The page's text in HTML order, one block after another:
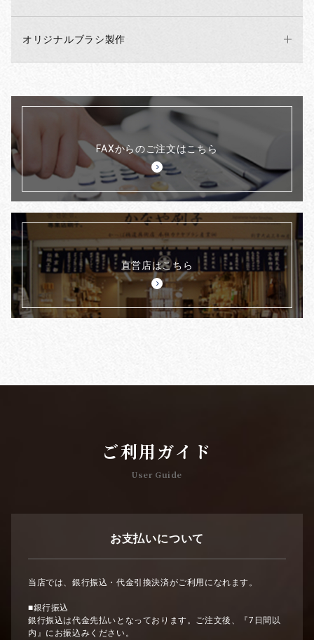
オリジナルブラシ製作
FAXからのご注文はこちら
直営店はこちら
ご利用ガイド
User Guide
お支払いについて
当店では、銀行振込・代金引換決済がご利用になれます。
■銀行振込
銀行振込は代金先払いとなっております。ご注文後、『7日間以
内』にお振込みください。